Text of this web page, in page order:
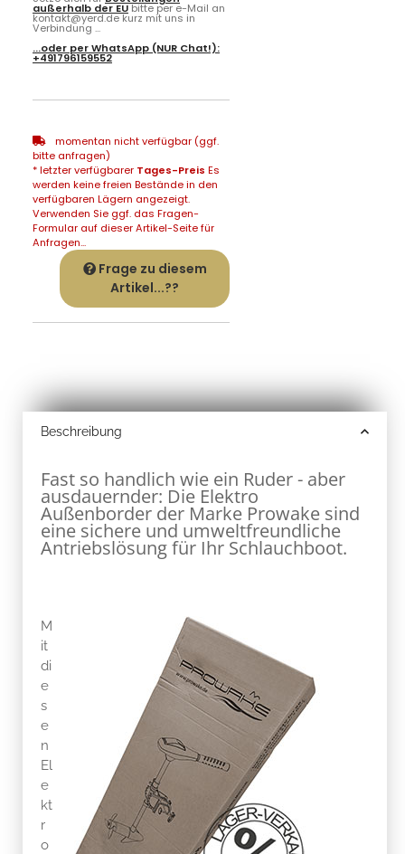
außerhalb der EUbitte per e-Mail an
kontakt@yerd.de kurz mit uns in
Verbindung ...
...oder perWhatsApp (NUR Chat!):
+491796159552
momentan nicht verfügbar (ggf.
bitte anfragen)
* letzter verfügbarer Tages-Preis Es
werden keine freien Bestände in den
verfügbaren Lägern angezeigt.
Verwenden Sie ggf. das Fragen-
Formular auf dieser Artikel-Seite für
Anfragen...
Frage zu diesem
Artikel...??
Beschreibung
Fast so handlich wie ein Ruder - aber
ausdauernder: Die Elektro
Außenborder der Marke Prowake sind
eine sichere und umweltfreundliche
Antriebslösung für Ihr Schlauchboot.
M
it
di
e
s
e
n
El
e
kt
r
o